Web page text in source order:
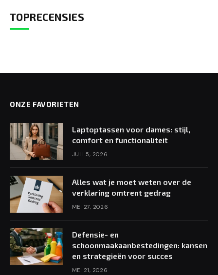
TOPRECENSIES
ONZE FAVORIETEN
Laptoptassen voor dames: stijl,
comfort en functionaliteit
JULI 5, 2026
Alles wat je moet weten over de
verklaring omtrent gedrag
MEI 27, 2026
Defensie- en
schoonmaakaanbestedingen: kansen
en strategieën voor succes
MEI 21, 2026